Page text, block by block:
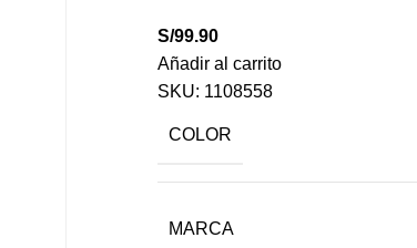
S/99.90
Añadir al carrito
SKU: 1108558
COLOR
MARCA